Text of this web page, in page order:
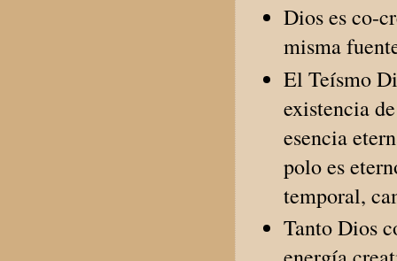
Dios es co-
misma
El Teísmo
existencia
esencia
polo es
temporal,
Tanto Dios